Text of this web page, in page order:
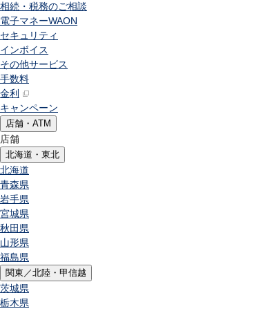
相続・税務のご相談
電子マネーWAON
セキュリティ
インボイス
その他サービス
手数料
金利
キャンペーン
店舗・ATM
店舗
北海道・東北
北海道
青森県
岩手県
宮城県
秋田県
山形県
福島県
関東／北陸・甲信越
茨城県
栃木県